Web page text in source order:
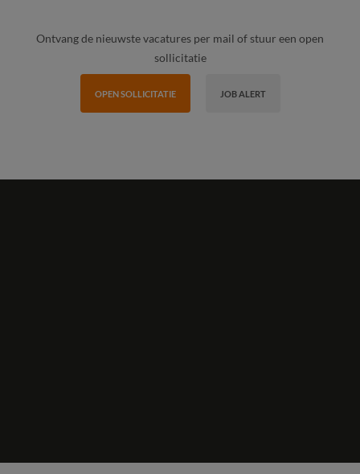
Ontvang de nieuwste vacatures per mail of stuur een open
sollicitatie
OPEN SOLLICITATIE JOB ALERT